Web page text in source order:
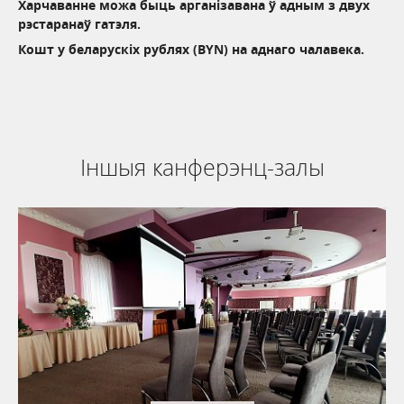
Харчаванне можа быць арганізавана ў адным з двух
рэстаранаў гатэля.
Кошт у беларускіх рублях (BYN) на аднаго чалавека.
Іншыя канферэнц-залы